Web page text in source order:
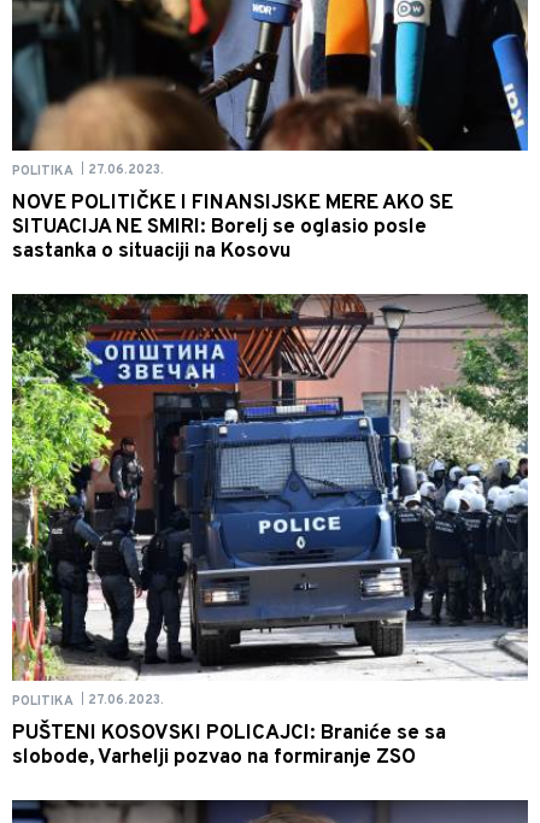
POLITIKA 27.06.2023.
NOVE POLITIČKE I FINANSIJSKE MERE AKO SE
SITUACIJA NE SMIRI: Borelj se oglasio posle
sastanka o situaciji na Kosovu
POLITIKA 27.06.2023.
PUŠTENI KOSOVSKI POLICAJCI: Braniće se sa
slobode, Varhelji pozvao na formiranje ZSO